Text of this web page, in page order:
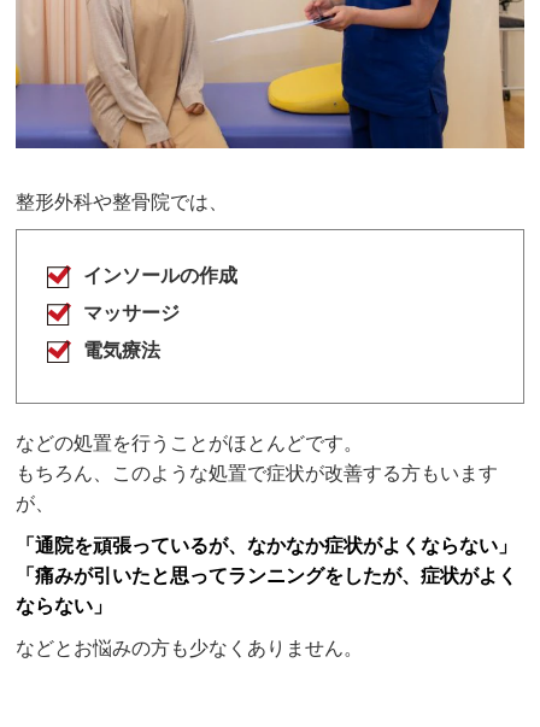
整形外科や整骨院では、
インソールの作成
マッサージ
電気療法
などの処置を行うことがほとんどです。
もちろん、このような処置で症状が改善する方もいます
が、
「通院を頑張っているが、なかなか症状がよくならない」
「痛みが引いたと思ってランニングをしたが、症状がよく
ならない」
などとお悩みの方も少なくありません。